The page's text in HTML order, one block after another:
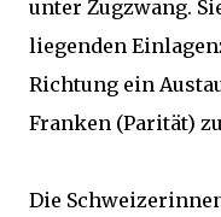
unter Zugzwang.
liegenden
Richtung ein
Franken (Parität)
Die